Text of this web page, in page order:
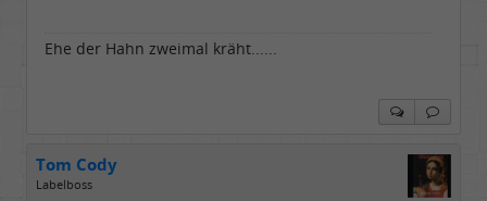
Ehe der Hahn zweimal kräht......
Tom Cody
Labelboss